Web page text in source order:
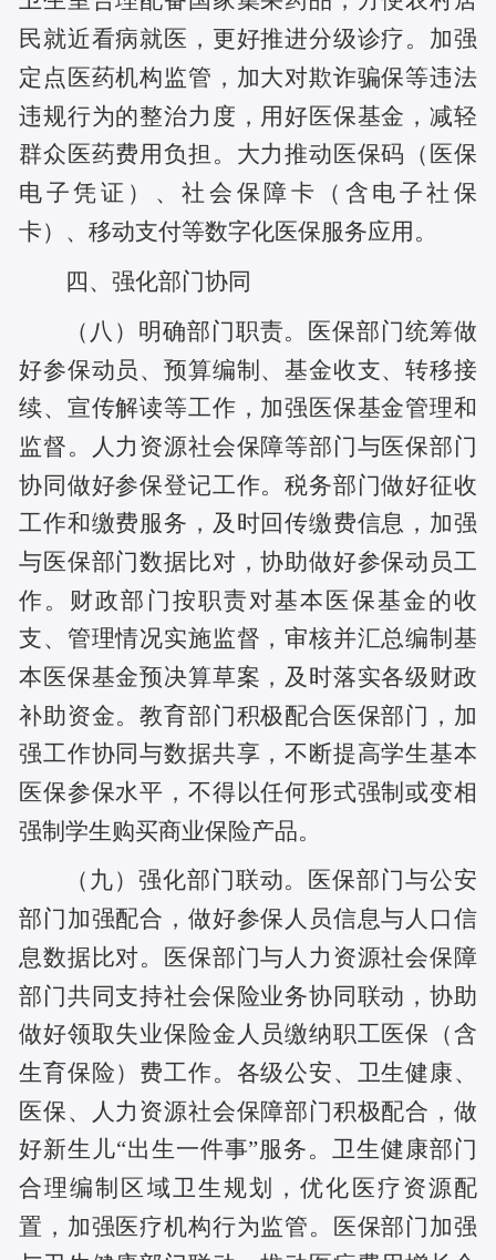
民就近看病就医，更好推进分级诊疗。加强
定点医药机构监管，加大对欺诈骗保等违法
违规行为的整治力度，用好医保基金，减轻
群众医药费用负担。大力推动医保码（医保
电子凭证）、社会保障卡（含电子社保
卡）、移动支付等数字化医保服务应用。
四、强化部门协同
（八）明确部门职责。医保部门统筹做
好参保动员、预算编制、基金收支、转移接
续、宣传解读等工作，加强医保基金管理和
监督。人力资源社会保障等部门与医保部门
协同做好参保登记工作。税务部门做好征收
工作和缴费服务，及时回传缴费信息，加强
与医保部门数据比对，协助做好参保动员工
作。财政部门按职责对基本医保基金的收
支、管理情况实施监督，审核并汇总编制基
本医保基金预决算草案，及时落实各级财政
补助资金。教育部门积极配合医保部门，加
强工作协同与数据共享，不断提高学生基本
医保参保水平，不得以任何形式强制或变相
强制学生购买商业保险产品。
（九）强化部门联动。医保部门与公安
部门加强配合，做好参保人员信息与人口信
息数据比对。医保部门与人力资源社会保障
部门共同支持社会保险业务协同联动，协助
做好领取失业保险金人员缴纳职工医保（含
生育保险）费工作。各级公安、卫生健康、
医保、人力资源社会保障部门积极配合，做
好新生儿“出生一件事”服务。卫生健康部门
合理编制区域卫生规划，优化医疗资源配
置，加强医疗机构行为监管。医保部门加强